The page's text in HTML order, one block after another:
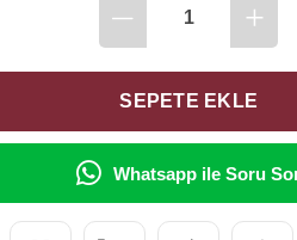
Whatsapp ile Soru